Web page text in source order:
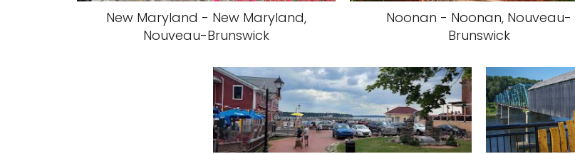
New Maryland - New Maryland,
Nouveau-Brunswick
Noonan - Noonan, Nouveau-
Brunswick